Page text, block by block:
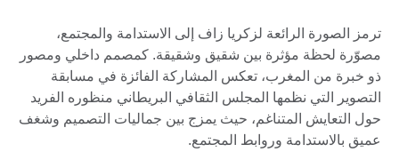
ترمز الصورة الرائعة لزكريا زاف إلى الاستدامة والمجتمع،
مصوّرة لحظة مؤثرة بين شقيق وشقيقة. كمصمم داخلي ومصور
ذو خبرة من المغرب، تعكس المشاركة الفائزة في مسابقة
التصوير التي نظمها المجلس الثقافي البريطاني منظوره الفريد
حول التعايش المتناغم، حيث يمزج بين جماليات التصميم وشغف
عميق بالاستدامة وروابط المجتمع.